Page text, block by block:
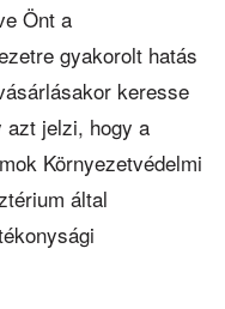
Önt a
gyakorolt hatás
keresse
azt jelzi, hogy a
Környezetvédelmi
által